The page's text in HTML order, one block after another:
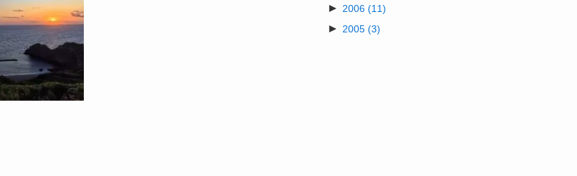
► 2006 (11)
► 2005 (3)